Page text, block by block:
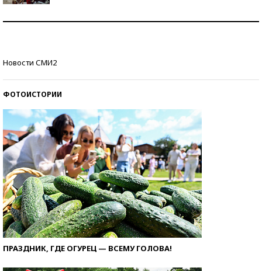
Новости СМИ2
ФОТОИСТОРИИ
ПРАЗДНИК, ГДЕ ОГУРЕЦ — ВСЕМУ ГОЛОВА!